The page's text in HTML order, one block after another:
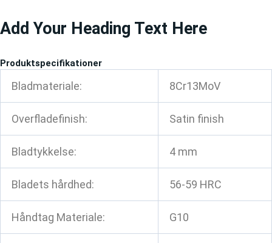
til
Add Your Heading Text Here
Produktspecifikationer
Bladmateriale: 8Cr13MoV
Overfladefinish: Satin finish
Bladtykkelse: 4 mm
Bladets hårdhed: 56-59 HRC
Håndtag Materiale: G10